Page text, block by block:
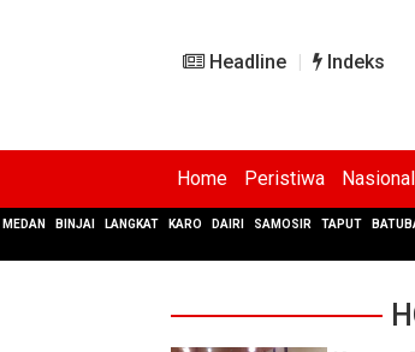
Headline Indeks
Home Peristiwa Nasional
MEDAN BINJAI LANGKAT KARO DAIRI SAMOSIR TAPUT